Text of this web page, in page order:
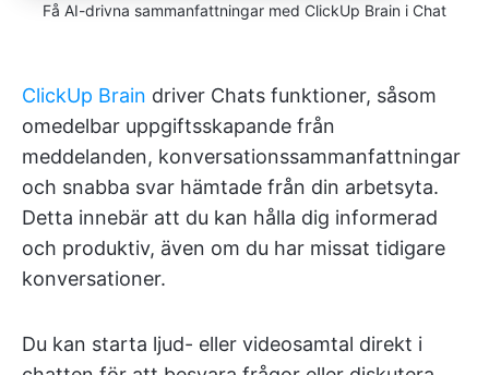
Få AI-drivna sammanfattningar med ClickUp Brain i Chat
ClickUp Brain driver Chats funktioner, såsom
omedelbar uppgiftsskapande från
meddelanden, konversationssammanfattningar
och snabba svar hämtade från din arbetsyta.
Detta innebär att du kan hålla dig informerad
och produktiv, även om du har missat tidigare
konversationer.
Du kan starta ljud- eller videosamtal direkt i